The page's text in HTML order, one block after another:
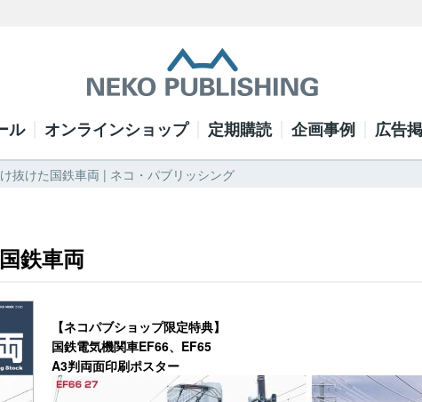
ル オンラインショップ 定期購読 企画事例 広告
抜けた国鉄車両 | ネコ・パブリッシング
鉄車両
【ネコパブショップ限定特典】
国鉄電気機関車EF66、EF65
A3判両面印刷ポスター